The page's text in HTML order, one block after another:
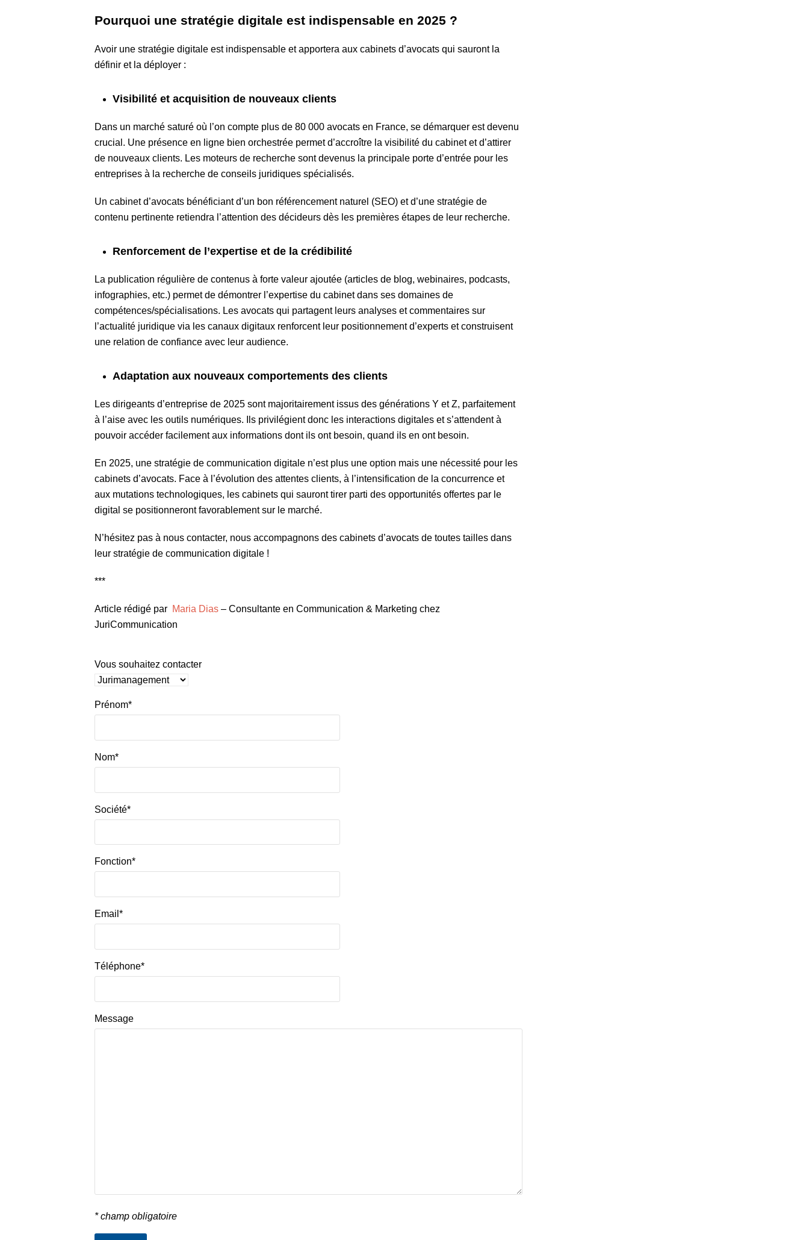
Pourquoi une stratégie digitale est indispensable en 2025 ?
Avoir une stratégie digitale est indispensable et apportera aux cabinets d’avocats qui sauront la
définir et la déployer :
Visibilité et acquisition de nouveaux clients
Dans un marché saturé où l’on compte plus de 80 000 avocats en France, se démarquer est devenu
crucial. Une présence en ligne bien orchestrée permet d’accroître la visibilité du cabinet et d’attirer
de nouveaux clients. Les moteurs de recherche sont devenus la principale porte d’entrée pour les
entreprises à la recherche de conseils juridiques spécialisés.
Un cabinet d’avocats bénéficiant d’un bon référencement naturel (SEO) et d’une stratégie de
contenu pertinente retiendra l’attention des décideurs dès les premières étapes de leur recherche.
Renforcement de l’expertise et de la crédibilité
La publication régulière de contenus à forte valeur ajoutée (articles de blog, webinaires, podcasts,
infographies, etc.) permet de démontrer l’expertise du cabinet dans ses domaines de
compétences/spécialisations. Les avocats qui partagent leurs analyses et commentaires sur
l’actualité juridique via les canaux digitaux renforcent leur positionnement d’experts et construisent
une relation de confiance avec leur audience.
Adaptation aux nouveaux comportements des clients
Les dirigeants d’entreprise de 2025 sont majoritairement issus des générations Y et Z, parfaitement
à l’aise avec les outils numériques. Ils privilégient donc les interactions digitales et s’attendent à
pouvoir accéder facilement aux informations dont ils ont besoin, quand ils en ont besoin.
En 2025, une stratégie de communication digitale n’est plus une option mais une nécessité pour les
cabinets d’avocats. Face à l’évolution des attentes clients, à l’intensification de la concurrence et
aux mutations technologiques, les cabinets qui sauront tirer parti des opportunités offertes par le
digital se positionneront favorablement sur le marché.
N’hésitez pas à nous contacter, nous accompagnons des cabinets d’avocats de toutes tailles dans
leur stratégie de communication digitale !
***
Article rédigé par Maria Dias – Consultante en Communication & Marketing chez
JuriCommunication
Vous souhaitez contacter
Prénom*
Nom*
Société*
Fonction*
Email*
Téléphone*
Message
* champ obligatoire